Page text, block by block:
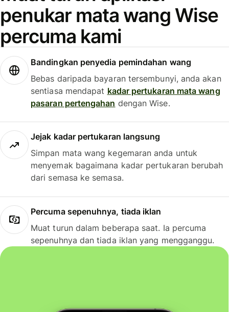
penukar mata wang Wise
percuma kami
Bandingkan penyedia pemindahan wang
Bebas daripada bayaran tersembunyi, anda akan
sentiasa mendapat kadar pertukaran mata wang
pasaran pertengahan dengan Wise.
Jejak kadar pertukaran langsung
Simpan mata wang kegemaran anda untuk
menyemak bagaimana kadar pertukaran berubah
dari semasa ke semasa.
Percuma sepenuhnya, tiada iklan
Muat turun dalam beberapa saat. Ia percuma
sepenuhnya dan tiada iklan yang mengganggu.